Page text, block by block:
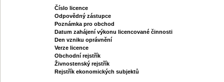
Číslo licence
Odpovědný zástupce
Poznámka pro obchod
Datum zahájení výkonu licencované činnosti
Den vzniku oprávnění
Verze licence
Obchodní rejstřík
Živnostenský rejstřík
Rejstřík ekonomických subjektů